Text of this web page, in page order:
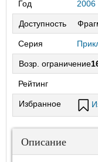
Год 2006
Доступность
Серия
Возр. ограничение
Рейтинг
Избранное
Описание